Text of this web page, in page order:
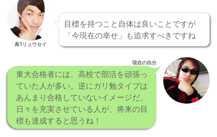
高1リュウセイ
目標を持つこと自体は良いことですが
「今現在の幸せ」も追求すべきですね
現在の自分
東大合格者には、高校で部活を頑張っ
ていた人が多い。逆にガリ勉タイプは
あんまり合格していないイメージだ。
日々を充実させている人が、将来の目
標も達成すると思うね！